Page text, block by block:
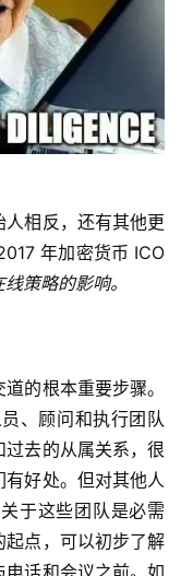
相反，还有其他更
年加密货币 ICO
策略的影响。
的根本重要步骤。
、顾问和执行团队
去的从属关系，很
好处。但对其他人
关于这些团队是必需
起点，可以初步了解